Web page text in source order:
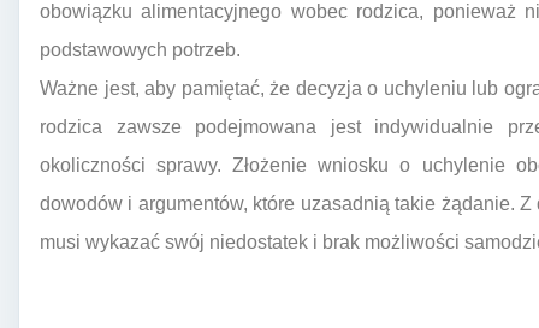
obowiązku alimentacyjnego wobec rodzica, ponieważ
podstawowych potrzeb.
Ważne jest, aby pamiętać, że decyzja o uchyleniu lub
rodzica zawsze podejmowana jest indywidualnie
okoliczności sprawy. Złożenie wniosku o uchylenie
dowodów i argumentów, które uzasadnią takie żądanie.
musi wykazać swój niedostatek i brak możliwości